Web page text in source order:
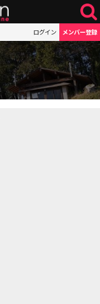
ログイン メンバー登録